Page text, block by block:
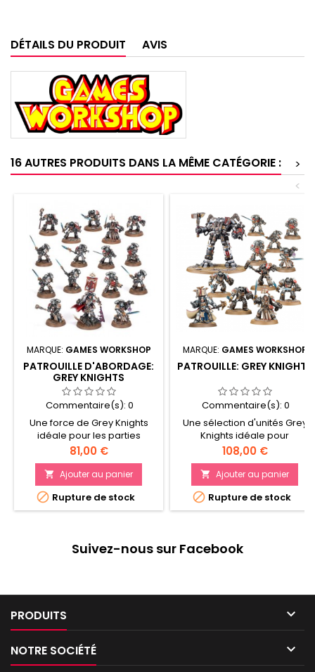
DÉTAILS DU PRODUIT AVIS
16 AUTRES PRODUITS DANS LA MÊME CATÉGORIE :
>
<
MARQUE: GAMES WORKSHOP
PATROUILLE D'ABORDAGE:
GREY KNIGHTS
Commentaire(s): 0
Une force de Grey Knights
idéale pour les parties
d'Actions d'Abordage ou
pour agrandir votre armée
Purifiez les space hulks avec
le légendaire Castellan
Crowe et son infanterie
d'élite Contient 16 figurines en
rapport à un achat des kits au
Prix
81,00 €
 Ajouter au panier
 Rupture de stock
MARQUE: GAMES WORKSHOP
PATROUILLE: GREY KNIGHTS
Commentaire(s): 0
Une sélection d'unités Grey
Knights idéale pour
commencer ou agrandir une
armée Une force au format
Patrouille en une boîte
Contient 12 figurines plastique
à assembler
Prix
108,00 €
 Ajouter au panier
 Rupture de stock
Suivez-nous sur Facebook
PRODUITS 
NOTRE SOCIÉTÉ 